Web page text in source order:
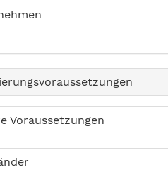
Voraussetzungen